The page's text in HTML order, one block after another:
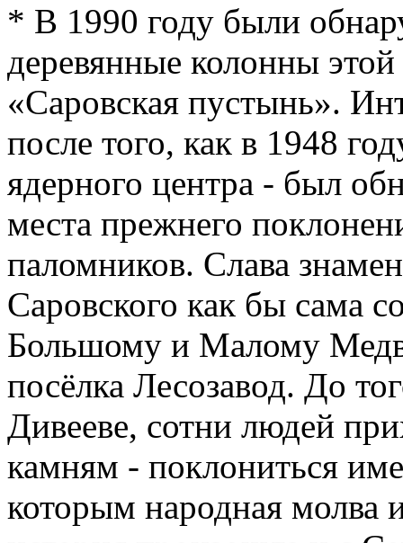
* В 1990 году были
деревянные колонны
«Саровская пустынь».
после того, как в 1948
ядерного центра - был
места прежнего
паломников. Слава
Саровского как бы сама
Большому и Малому
посёлка Лесозавод. До
Дивееве, сотни людей
камням - поклониться
которым народная молва